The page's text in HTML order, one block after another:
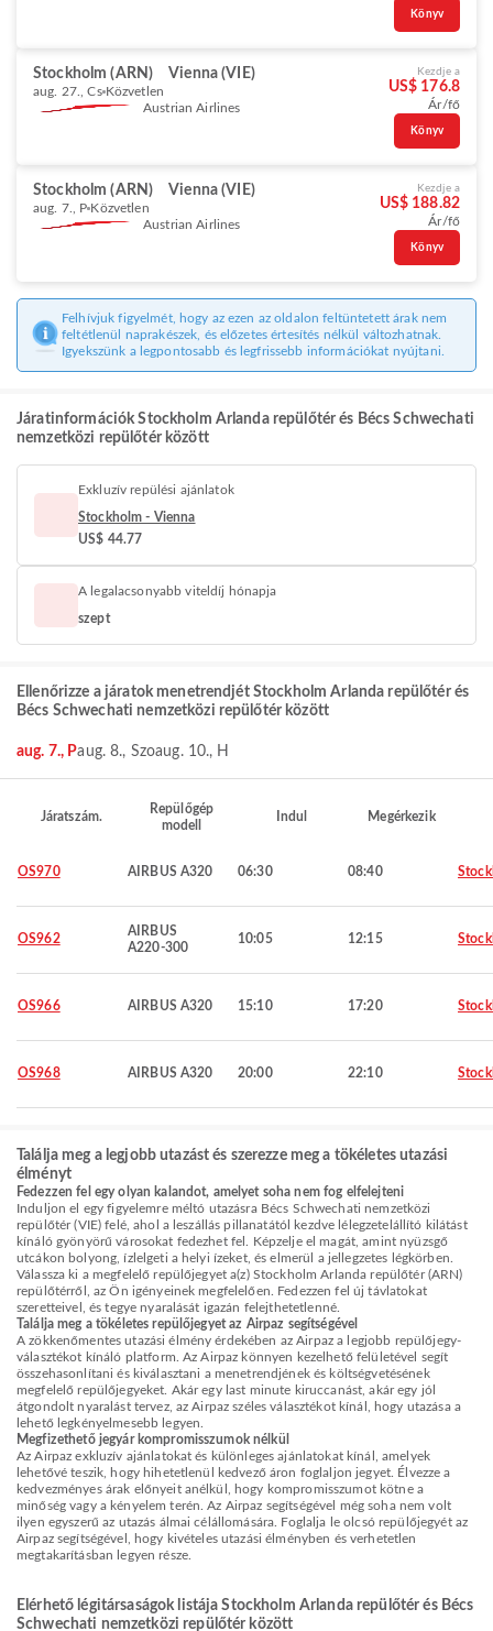
Könyv
Stockholm (ARN) Vienna (VIE)
aug. 27., Cs Közvetlen
Austrian Airlines
Kezdje a
US$ 176.8
Ár/fő
Könyv
Stockholm (ARN) Vienna (VIE)
aug. 7., P Közvetlen
Austrian Airlines
Kezdje a
US$ 188.82
Ár/fő
Könyv
Felhívjuk figyelmét, hogy az ezen az oldalon feltüntetett árak nem
feltétlenül naprakészek, és előzetes értesítés nélkül változhatnak.
Igyekszünk a legpontosabb és legfrissebb információkat nyújtani.
Járatinformációk Stockholm Arlanda repülőtér és Bécs Schwechati
nemzetközi repülőtér között
Exkluzív repülési ajánlatok
Stockholm - Vienna
US$ 44.77
A legalacsonyabb viteldíj hónapja
szept
Ellenőrizze a járatok menetrendjét Stockholm Arlanda repülőtér és
Bécs Schwechati nemzetközi repülőtér között
aug. 7., Paug. 8., Szoaug. 10., H
Járatszám.
Repülőgép
modell
Indul Megérkezik
OS970 AIRBUS A320 06:30 08:40
OS962
AIRBUS
A220-300
10:05 12:15
OS966 AIRBUS A320 15:10 17:20
OS968 AIRBUS A320 20:00 22:10
Találja meg a legjobb utazást és szerezze meg a tökéletes utazási
élményt
Fedezzen fel egy olyan kalandot, amelyet soha nem fog elfelejteni
Induljon el egy figyelemre méltó utazásra Bécs Schwechati nemzetközi
repülőtér (VIE) felé, ahol a leszállás pillanatától kezdve lélegzetelállító kilátást
kínáló gyönyörű városokat fedezhet fel. Képzelje el magát, amint nyüzsgő
utcákon bolyong, ízlelgeti a helyi ízeket, és elmerül a jellegzetes légkörben.
Válassza ki a megfelelő repülőjegyet a(z) Stockholm Arlanda repülőtér (ARN)
repülőtérről, az Ön igényeinek megfelelően. Fedezzen fel új távlatokat
szeretteivel, és tegye nyaralását igazán felejthetetlenné.
Találja meg a tökéletes repülőjegyet az Airpaz segítségével
A zökkenőmentes utazási élmény érdekében az Airpaz a legjobb repülőjegy-
választékot kínáló platform. Az Airpaz könnyen kezelhető felületével segít
összehasonlítani és kiválasztani a menetrendjének és költségvetésének
megfelelő repülőjegyeket. Akár egy last minute kiruccanást, akár egy jól
átgondolt nyaralást tervez, az Airpaz széles választékot kínál, hogy utazása a
lehető legkényelmesebb legyen.
Megfizethető jegyár kompromisszumok nélkül
Az Airpaz exkluzív ajánlatokat és különleges ajánlatokat kínál, amelyek
lehetővé teszik, hogy hihetetlenül kedvező áron foglaljon jegyet. Élvezze a
kedvezményes árak előnyeit anélkül, hogy kompromisszumot kötne a
minőség vagy a kényelem terén. Az Airpaz segítségével még soha nem volt
ilyen egyszerű az utazás álmai célállomására. Foglalja le olcsó repülőjegyét az
Airpaz segítségével, hogy kivételes utazási élményben és verhetetlen
megtakarításban legyen része.
Elérhető légitársaságok listája Stockholm Arlanda repülőtér és Bécs
Schwechati nemzetközi repülőtér között